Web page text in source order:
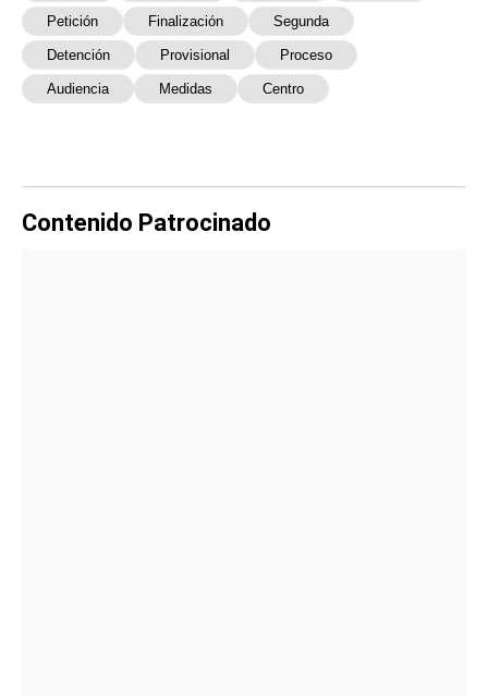
Petición Finalización Segunda
Detención Provisional Proceso
Audiencia Medidas Centro
Contenido Patrocinado